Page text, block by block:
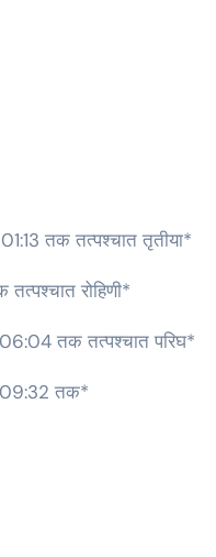
01:13 तक तत्पश्चात तृतीया*
तत्पश्चात रोहिणी*
06:04 तक तत्पश्चात परिघ*
09:32 तक*